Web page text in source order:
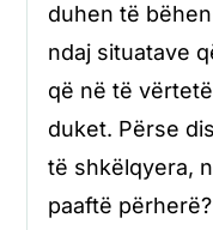
duhen të
ndaj situatave
që në të
duket. Përse
të shkëlqyera,
paaftë